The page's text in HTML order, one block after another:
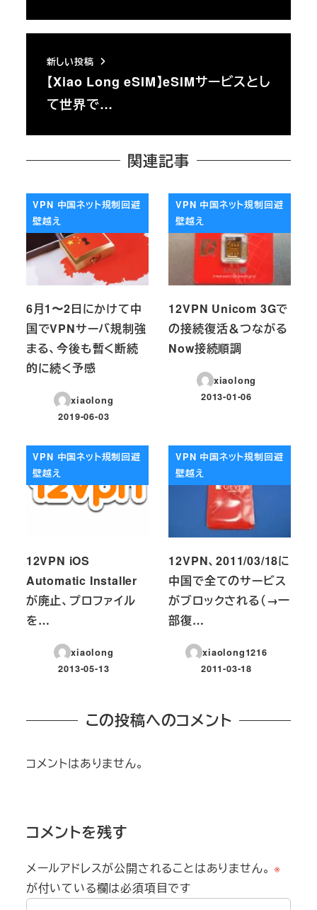
新しい投稿
【Xiao Long eSIM】eSIMサービスとし
て世界で…
関連記事
VPN 中国ネット規制回避
壁越え
6月1〜2日にかけて中
国でVPNサーバ規制強
まる、今後も暫く断続
的に続く予感
xiaolong
投稿日
2019-06-03
VPN 中国ネット規制回避
壁越え
12VPN Unicom 3Gで
の接続復活＆つながる
Now接続順調
xiaolong
投稿日
2013-01-06
VPN 中国ネット規制回避
壁越え
12VPN iOS
Automatic Installer
が廃止、プロファイル
を…
xiaolong
投稿日
2013-05-13
VPN 中国ネット規制回避
壁越え
12VPN、2011/03/18に
中国で全てのサービス
がブロックされる（→一
部復…
xiaolong1216
投稿日
2011-03-18
この投稿へのコメント
コメントはありません。
コメントを残す
メールアドレスが公開されることはありません。 ※
が付いている欄は必須項目です